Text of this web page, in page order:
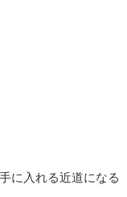
に入れる近道になる